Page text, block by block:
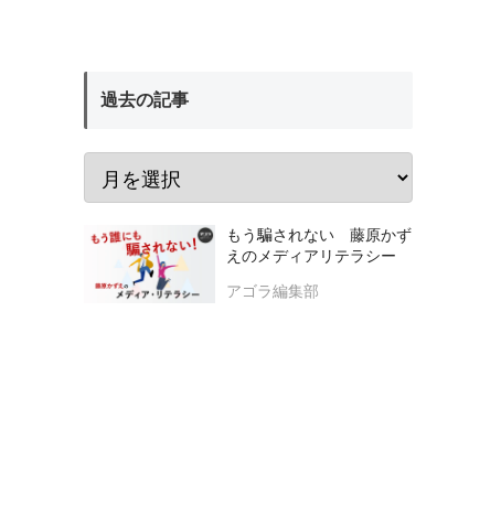
過去の記事
もう騙されない 藤原かず
えのメディアリテラシー
アゴラ編集部